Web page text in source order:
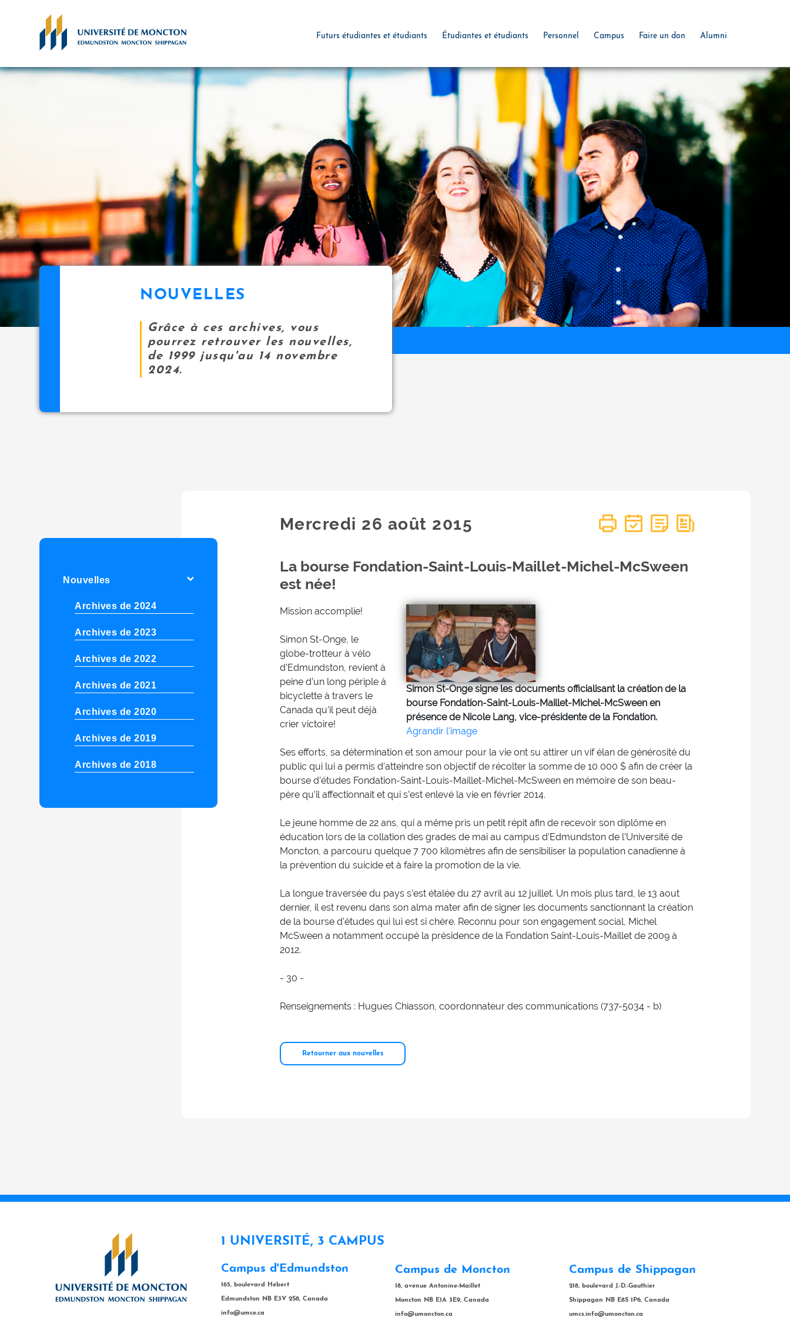
Futurs étudiantes et étudiants Étudiantes et étudiants Personnel Campus Faire un don Alumni
NOUVELLES
Grâce à ces archives, vous
pourrez retrouver les nouvelles,
de 1999 jusqu'au 14 novembre
2024.
Nouvelles
Archives de 2024
Archives de 2023
Archives de 2022
Archives de 2021
Archives de 2020
Archives de 2019
Archives de 2018
Mercredi 26 août 2015
La bourse Fondation-Saint-Louis-Maillet-Michel-McSween
est née!
Simon St-Onge signe les documents officialisant la création de la
bourse Fondation-Saint-Louis-Maillet-Michel-McSween en
présence de Nicole Lang, vice-présidente de la Fondation.
Agrandir l'image
Mission accomplie!
Simon St-Onge, le
globe-trotteur à vélo
d’Edmundston, revient à
peine d’un long périple à
bicyclette à travers le
Canada qu’il peut déjà
crier victoire!
Ses efforts, sa détermination et son amour pour la vie ont su attirer un vif élan de générosité du
public qui lui a permis d’atteindre son objectif de récolter la somme de 10 000 $ afin de créer la
bourse d’études Fondation-Saint-Louis-Maillet-Michel-McSween en mémoire de son beau-
père qu’il affectionnait et qui s’est enlevé la vie en février 2014.
Le jeune homme de 22 ans, qui a même pris un petit répit afin de recevoir son diplôme en
éducation lors de la collation des grades de mai au campus d’Edmundston de l’Université de
Moncton, a parcouru quelque 7 700 kilomètres afin de sensibiliser la population canadienne à
la prévention du suicide et à faire la promotion de la vie.
La longue traversée du pays s’est étalée du 27 avril au 12 juillet. Un mois plus tard, le 13 aout
dernier, il est revenu dans son alma mater afin de signer les documents sanctionnant la création
de la bourse d’études qui lui est si chère. Reconnu pour son engagement social, Michel
McSween a notamment occupé la présidence de la Fondation Saint-Louis-Maillet de 2009 à
2012.
- 30 -
Renseignements : Hugues Chiasson, coordonnateur des communications (737-5034 - b)
Retourner aux nouvelles
1 UNIVERSITÉ, 3 CAMPUS
Campus d'Edmundston
165, boulevard Hébert
Edmundston NB E3V 2S8, Canada
info@umce.ca
Campus de Moncton
18, avenue Antonine-Maillet
Moncton NB E1A 3E9, Canada
info@umoncton.ca
Campus de Shippagan
218, boulevard J.-D.-Gauthier
Shippagan NB E8S 1P6, Canada
umcs.info@umoncton.ca